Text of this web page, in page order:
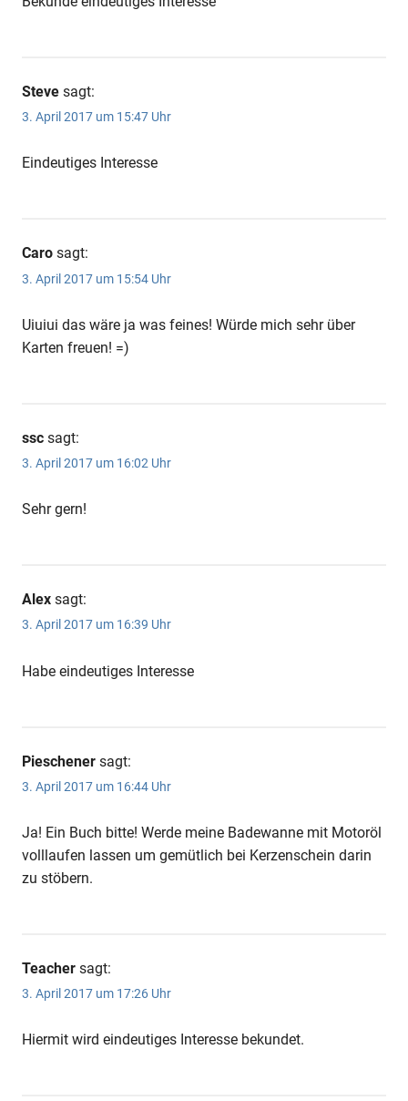
Steve sagt:
3. April 2017 um 15:47 Uhr
Eindeutiges Interesse
Caro sagt:
3. April 2017 um 15:54 Uhr
Uiuiui das wäre ja was feines! Würde mich sehr über
Karten freuen! =)
ssc sagt:
3. April 2017 um 16:02 Uhr
Sehr gern!
Alex sagt:
3. April 2017 um 16:39 Uhr
Habe eindeutiges Interesse
Pieschener sagt:
3. April 2017 um 16:44 Uhr
Ja! Ein Buch bitte! Werde meine Badewanne mit Motoröl
volllaufen lassen um gemütlich bei Kerzenschein darin
zu stöbern.
Teacher sagt:
3. April 2017 um 17:26 Uhr
Hiermit wird eindeutiges Interesse bekundet.